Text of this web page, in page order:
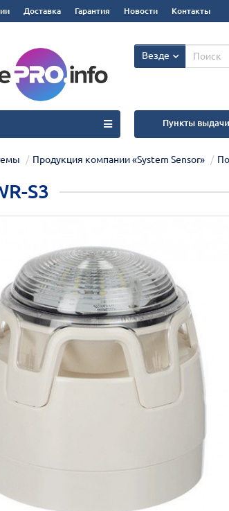
Доставка Гарантия Новости Контакты
Везде
Пункты
Продукция компании «System Sensor»
S3